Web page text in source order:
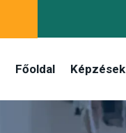
Főoldal Képzések